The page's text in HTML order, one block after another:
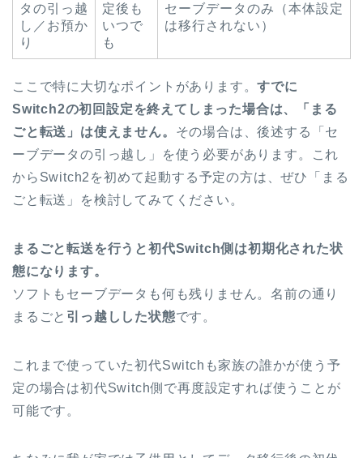
タの引っ越
し／お預か
り
定後も
いつで
も
セーブデータのみ（本体設定
は移行されない）
ここで特に大切なポイントがあります。すでに
Switch2の初回設定を終えてしまった場合は、「まる
ごと転送」は使えません。 その場合は、後述する「セ
ーブデータの引っ越し」を使う必要があります。これ
からSwitch2を初めて起動する予定の方は、ぜひ「まる
ごと転送」を検討してみてください。
まるごと転送を行うと初代Switch側は初期化された状
態になります。
ソフトもセーブデータも何も残りません。名前の通り
まるごと 引っ越しした状態です。
これまで使っていた初代Switchも家族の誰かが使う予
定の場合は初代Switch側で再度設定すれば使うことが
可能です。